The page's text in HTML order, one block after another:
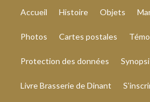
Accueil Histoire Objets
Photos Cartes postales
Protection des données
Livre Brasserie de Dinant